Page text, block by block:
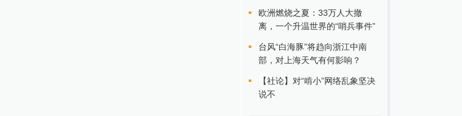
欧洲燃烧之夏：33万人大撤
离，一个升温世界的“哨兵事件”
台风“白海豚”将趋向浙江中南
部，对上海天气有何影响？
【社论】对“啃小”网络乱象坚决
说不